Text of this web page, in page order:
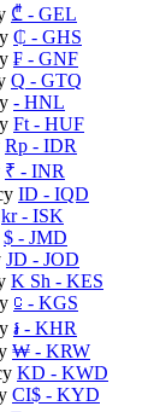
₾ - GEL
₵ - GHS
₣ - GNF
Q - GTQ
- HNL
Ft - HUF
Rp - IDR
₹ - INR
ID - IQD
kr- ISK
$ - JMD
JD - JOD
K Sh - KES
⃀ - KGS
៛ - KHR
₩ - KRW
KD - KWD
CI$ - KYD